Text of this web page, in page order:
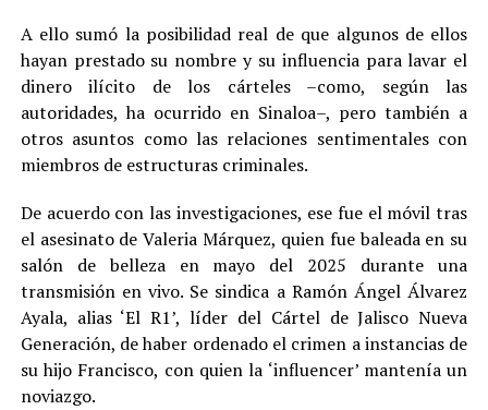
A ello sumó la posibilidad real de que algunos de ellos
hayan prestado su nombre y su influencia para lavar el
dinero ilícito de los cárteles –como, según las
autoridades, ha ocurrido en Sinaloa–, pero también a
otros asuntos como las relaciones sentimentales con
miembros de estructuras criminales.
De acuerdo con las investigaciones, ese fue el móvil tras
el asesinato de Valeria Márquez, quien fue baleada en su
salón de belleza en mayo del 2025 durante una
transmisión en vivo. Se sindica a Ramón Ángel Álvarez
Ayala, alias ‘El R1’, líder del Cártel de Jalisco Nueva
Generación, de haber ordenado el crimen a instancias de
su hijo Francisco, con quien la ‘influencer’ mantenía un
noviazgo.